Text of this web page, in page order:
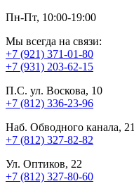
Пн-Пт, 10:00-19:00
Мы всегда на связи:
+7 (921) 371-01-80
+7 (931) 203-62-15
П.С. ул. Воскова, 10
+7 (812) 336-23-96
Наб. Обводного канала, 21
+7 (812) 327-82-82
Ул. Оптиков, 22
+7 (812) 327-80-60